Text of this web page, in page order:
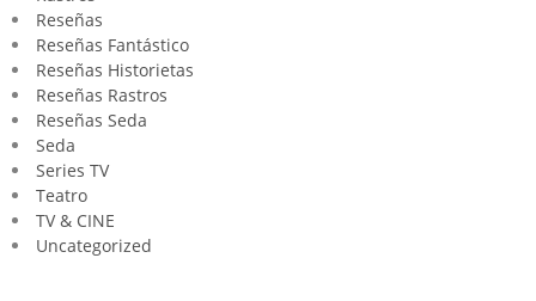
Reseñas
Reseñas Fantástico
Reseñas Historietas
Reseñas Rastros
Reseñas Seda
Seda
Series TV
Teatro
TV & CINE
Uncategorized